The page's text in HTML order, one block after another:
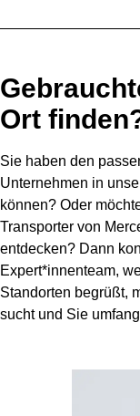
Ort
Sie haben den
Unternehmen in
können? Oder
Transporter von
entdecken? Dann
Expert*innenteam,
Standorten begrüßt,
sucht und Sie